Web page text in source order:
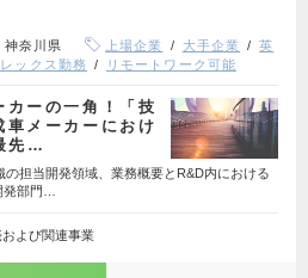
神奈川県 上場企業 大手企業
英
ックス勤務 リモートワーク可能
ーの一角！「技
車メーカーにおけ
先…
の担当開発領域、業務概要とR&D内における
部門…
よび関連事業